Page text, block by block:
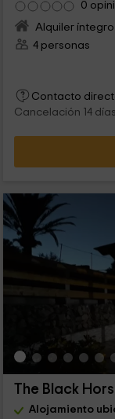
0
Alquiler íntegro
4 personas
Contacto
Cancelación 14
The Black
Alojamiento